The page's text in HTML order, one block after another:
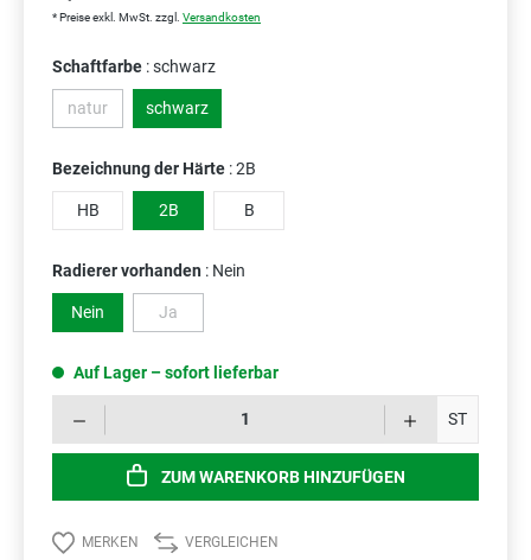
* Preise exkl. MwSt. zzgl. Versandkosten
Schaftfarbe : schwarz
natur(Diese Option ist zurzeit nicht verfügbar.)
schwarz
Bezeichnung der Härte : 2B
HB 2B B
Radierer vorhanden : Nein
Nein Ja(Diese Option ist zurzeit nicht verfügbar.)
Auf Lager – sofort lieferbar
ST
ZUM WARENKORB HINZUFÜGEN
MERKEN VERGLEICHEN